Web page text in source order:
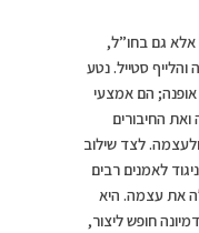
גם בחו”ל,
והלייף סטייל. נטע
הם אמצעי
החיבורים
לצד שילוב
לאמנים רבים
את עצמה. היא
חופש ליצור,